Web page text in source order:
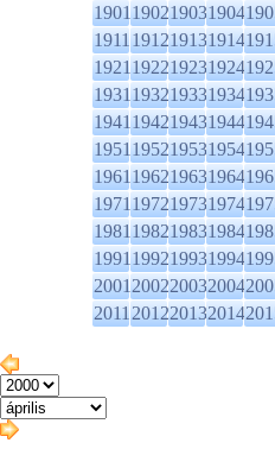
1901190219031904
1911191219131914
1921192219231924
1931193219331934
1941194219431944
1951195219531954
1961196219631964
1971197219731974
1981198219831984
1991199219931994
2001200220032004
2011201220132014